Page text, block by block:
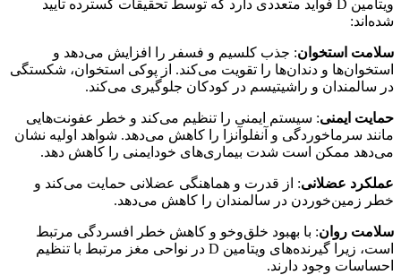
ویتامین D فواید متعددی دارد که توسط تحقیقات گسترده تأیید
شده‌اند:
سلامت استخوان: جذب کلسیم و فسفر را افزایش می‌دهد و
استخوان‌ها و دندان‌ها را تقویت می‌کند. از پوکی استخوان، شکستگی
در سالمندان و راشیتیسم در کودکان جلوگیری می‌کند.
حمایت ایمنی: سیستم ایمنی را تنظیم می‌کند و خطر عفونت‌هایی
مانند سرماخوردگی و آنفلوآنزا را کاهش می‌دهد. شواهد اولیه نشان
می‌دهد ممکن است شدت بیماری‌های خودایمنی را کاهش دهد.
عملکرد عضلانی: از قدرت و هماهنگی عضلانی حمایت می‌کند و
خطر زمین‌خوردن در سالمندان را کاهش می‌دهد.
سلامت روان: با بهبود خلق‌وخو و کاهش خطر افسردگی مرتبط
است، زیرا گیرنده‌های ویتامین D در نواحی مغز مرتبط با تنظیم
احساسات وجود دارند.